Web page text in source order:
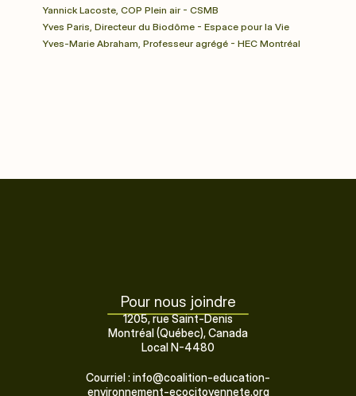
Yannick Lacoste, COP Plein air - CSMB
Yves Paris, Directeur du Biodôme - Espace pour la Vie
Yves-Marie Abraham, Professeur agrégé - HEC Montréal
Pour nous joindre
1205, rue Saint-Denis
Montréal (Québec), Canada
Local N-4480
Courriel : info@coalition-education-
environnement-ecocitoyennete.org